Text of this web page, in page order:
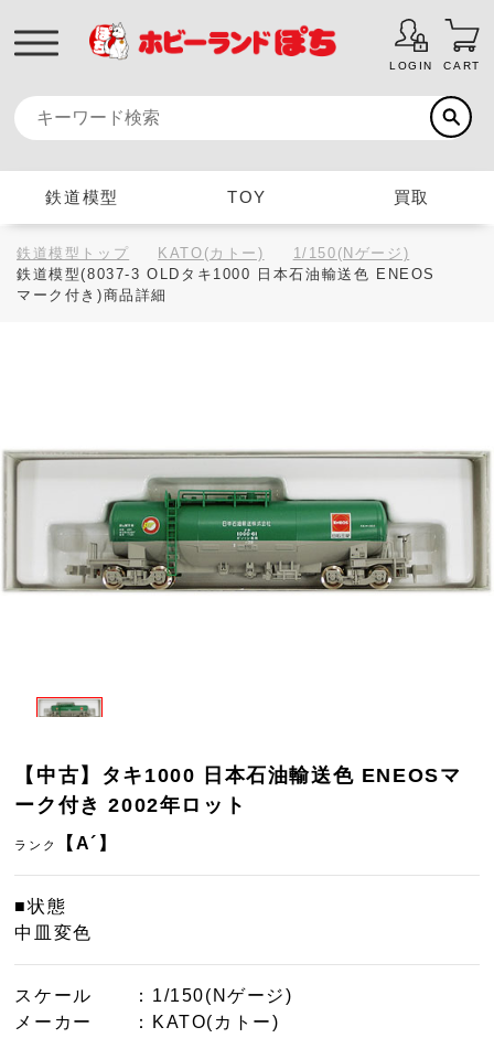
LOGIN CART
鉄道模型 TOY 買取
鉄道模型トップ KATO(カトー)
1/150(Nゲージ)
鉄道模型(8037-3 OLDタキ1000 日本石油輸送色 ENEOS
マーク付き)商品詳細
【中古】タキ1000 日本石油輸送色 ENEOSマ
ーク付き 2002年ロット
ランク 【A´】
■状態
中皿変色
スケール
：1/150(Nゲージ)
メーカー
：KATO(カトー)